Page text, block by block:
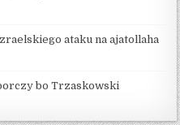
ataku na ajatollaha
bo Trzaskowski